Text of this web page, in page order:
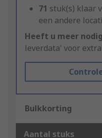
71 stuk(s) klaar
een andere
Heeft u meer
leverdata' voor
Bulkkorting
Aantal stuks